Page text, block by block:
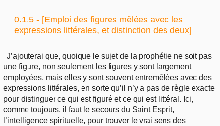
0.1.5 - [Emploi des figures mêlées avec les
expressions littérales, et distinction des deux]
J’ajouterai que, quoique le sujet de la prophétie ne soit pas
une figure, non seulement les figures y sont largement
employées, mais elles y sont souvent entremêlées avec des
expressions littérales, en sorte qu’il n’y a pas de règle exacte
pour distinguer ce qui est figuré et ce qui est littéral. Ici,
comme toujours, il faut le secours du Saint Esprit,
l’intelligence spirituelle, pour trouver le vrai sens des